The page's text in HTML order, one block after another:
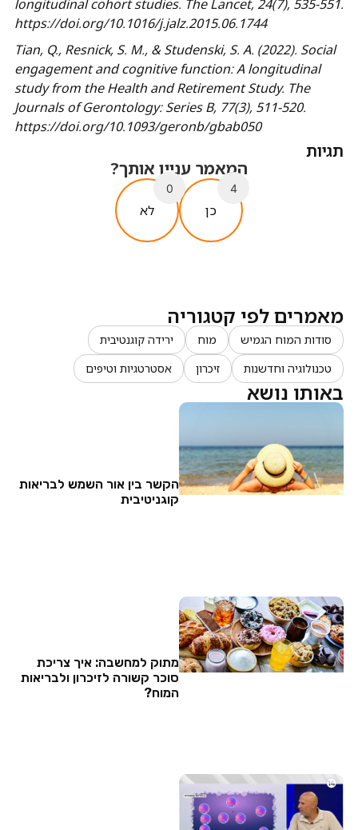
longitudinal cohort studies. The Lancet, 24(7), 535-551.
https://doi.org/10.1016/j.jalz.2015.06.1744
Tian, Q., Resnick, S. M., & Studenski, S. A. (2022). Social
engagement and cognitive function: A longitudinal
study from the Health and Retirement Study. The
Journals of Gerontology: Series B, 77(3), 511-520.
https://doi.org/10.1093/geronb/gbab050
תגיות
המאמר עניין אותך?
כן
4
לא
0
מאמרים לפי קטגוריה
סודות המוח הגמיש מוח
ירידה קוגנטיבית
טכנולוגיה וחדשנות
זיכרון אסטרטגיות וטיפים
באותו נושא
הקשר בין אור השמש לבריאות
קוגניטיבית
מתוק למחשבה: איך צריכת
סוכר קשורה לזיכרון ולבריאות
המוח?